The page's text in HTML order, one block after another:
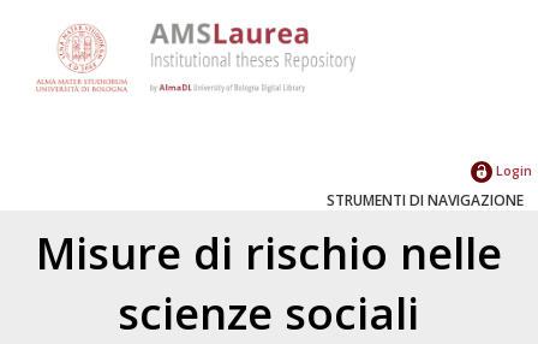
Login
STRUMENTI DI NAVIGAZIONE
Misure di rischio nelle
scienze sociali